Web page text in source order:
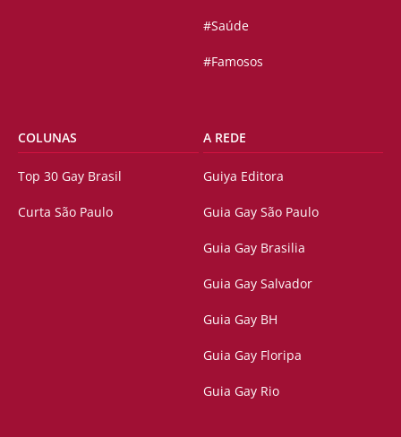
#Saúde
#Famosos
COLUNAS
Top 30 Gay Brasil
Curta São Paulo
A REDE
Guiya Editora
Guia Gay São Paulo
Guia Gay Brasilia
Guia Gay Salvador
Guia Gay BH
Guia Gay Floripa
Guia Gay Rio